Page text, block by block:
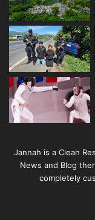
Jannah is a Clean
News and Blog
completely